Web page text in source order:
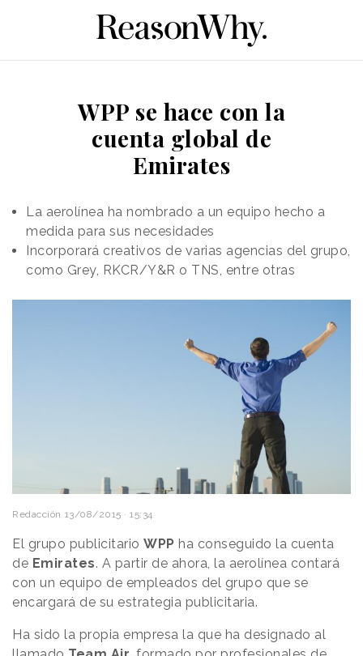
WPP se hace con la
cuenta global de
Emirates
La aerolínea ha nombrado a un equipo hecho a
medida para sus necesidades
Incorporará creativos de varias agencias del grupo,
como Grey, RKCR/Y&R o TNS, entre otras
Redacción 13/08/2015 · 15:34
El grupo publicitario WPP ha conseguido la cuenta
de Emirates. A partir de ahora, la aerolínea contará
con un equipo de empleados del grupo que se
encargará de su estrategia publicitaria.
Ha sido la propia empresa la que ha designado al